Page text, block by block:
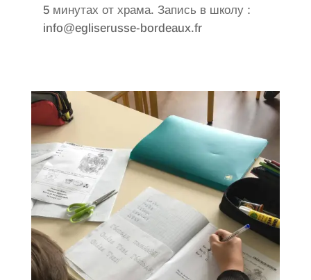
5 минутах от храма. Запись в школу :
info@egliserusse-bordeaux.fr